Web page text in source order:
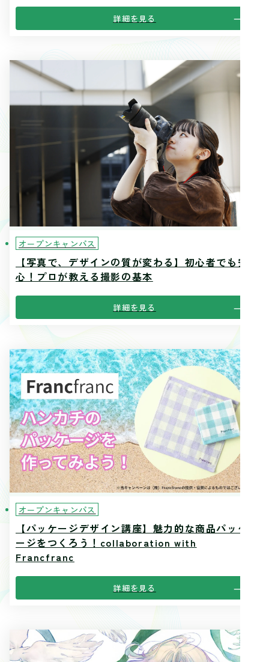
詳細を見る
オープンキャンパス
【写真で、デザインの質が変わる】初心者でも安
心！プロが教える撮影の基本
詳細を見る
オープンキャンパス
【パッケージデザイン講座】魅力的な商品パッケ
ージをつくろう！collaboration with
Francfranc
詳細を見る